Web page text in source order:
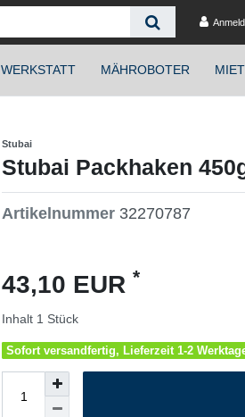
WERKSTATT MÄHROBOTER
Stubai
Stubai Packhaken
Artikelnummer 32270787
43,10 EUR *
Inhalt 1 Stück
Sofort versandfertig, Lieferzeit 1-2